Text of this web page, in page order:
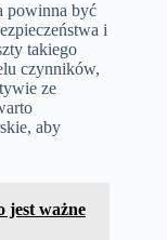
powinna być
i
takiego
czynników,
ze
aby
jest ważne